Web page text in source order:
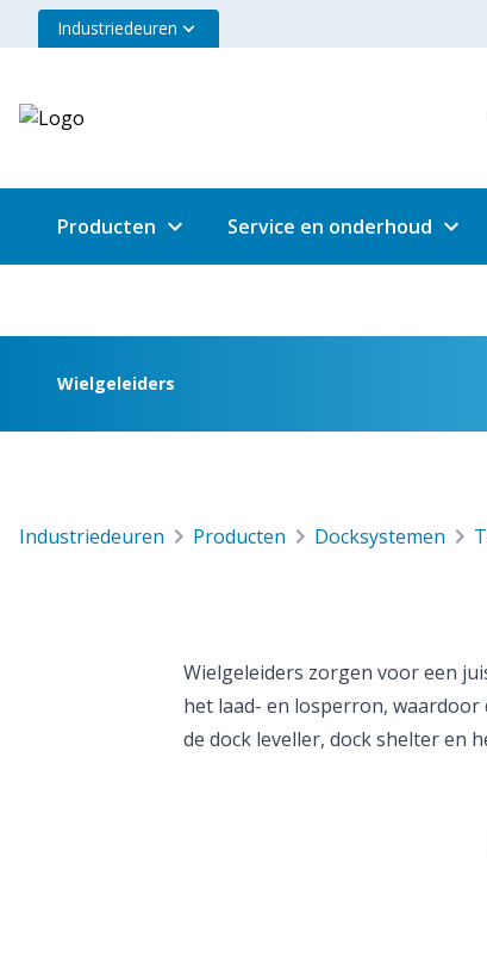
Industriedeuren
Producten Service en onderhoud
Wielgeleiders
industriedeuren producten docksystemen
Wielgeleiders zorgen voor een
het laad- en losperron,
de dock leveller, dock shelter en